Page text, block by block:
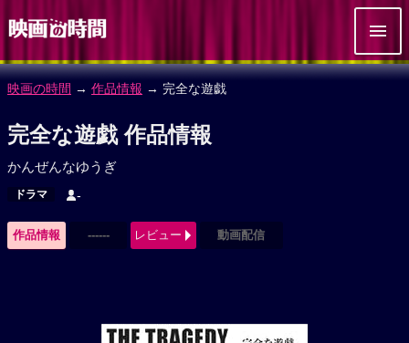
映画の時間 → 作品情報 → 完全な遊戯
完全な遊戯 作品情報
かんぜんなゆうぎ
ドラマ -
作品情報 ------ レビュー 動画配信